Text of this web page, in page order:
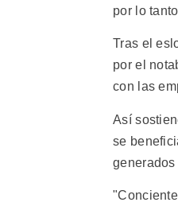
por lo
Tras el
por el
con las
Así
se